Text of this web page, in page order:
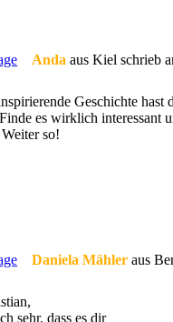
Anda aus Kiel schrieb
Geschichte hast
es wirklich interessant
so!
Daniela Mähler aus
sehr, dass es dir